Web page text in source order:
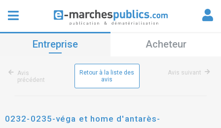
Entreprise Acheteur
Avis
précédent
Retour à la liste des
avis
Avis suivant
0232-0235-véga et home d'antarès-